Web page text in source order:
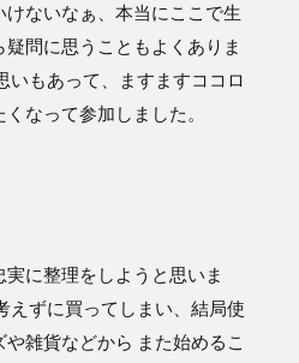
けないなぁ、本当にここで生
問に思うこともよくありま
いもあって、ますますココロ
なって参加しました。
実に整理をしようと思いま
えずに買ってしまい、結局使
雑貨などから また始めるこ